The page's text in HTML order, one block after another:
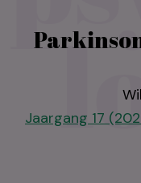
Jaargang 17